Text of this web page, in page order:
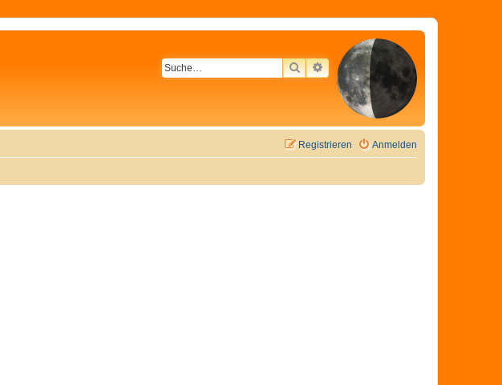
SUCHEERWEITERTE SUCHE
Anmelden
Registrieren